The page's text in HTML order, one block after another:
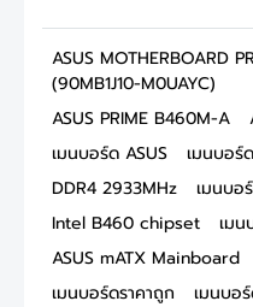
ASUS MOTHERBOARD
(90MB1J10-M0UAYC)
ASUS PRIME B460M-A
เมนบอร์ด ASUS
เมนบอร์
DDR4 2933MHz
เมนบอ
Intel B460 chipset
เมน
ASUS mATX Mainboard
เมนบอร์ดราคาถูก
เมนบอ